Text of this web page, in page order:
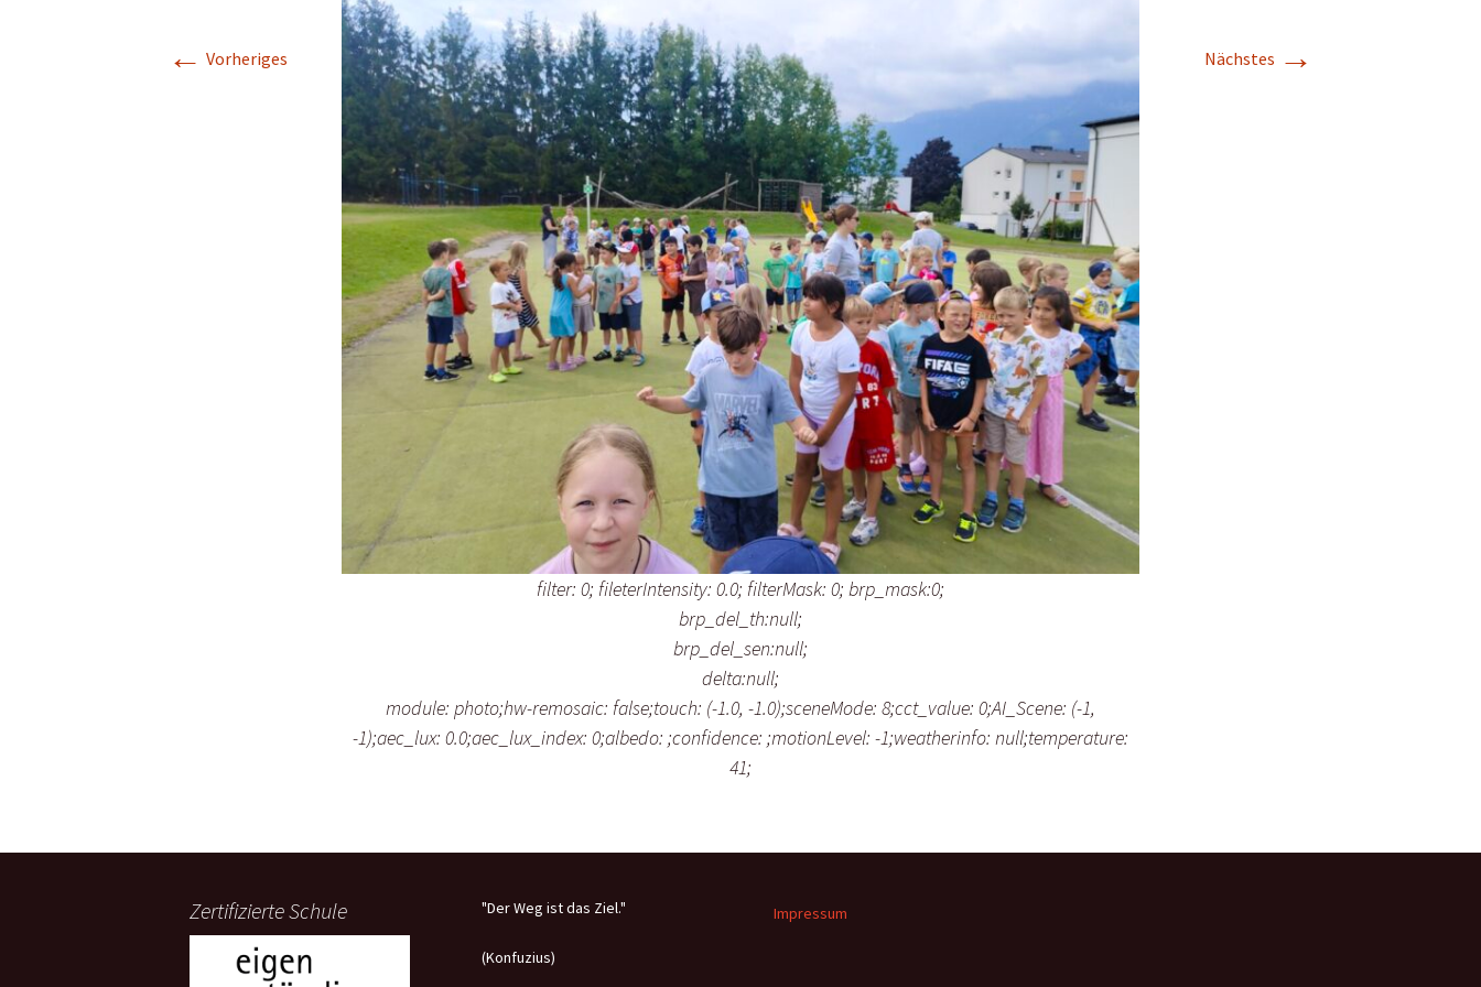
Leseoma
Lernförderung
Unsere Schulwartin und
ihr Team
← Vorheriges Nächstes →
filter: 0; fileterIntensity: 0.0; filterMask: 0; brp_mask:0;
brp_del_th:null;
brp_del_sen:null;
delta:null;
module: photo;hw-remosaic: false;touch: (-1.0, -1.0);sceneMode: 8;cct_value: 0;AI_Scene: (-1,
-1);aec_lux: 0.0;aec_lux_index: 0;albedo: ;confidence: ;motionLevel: -1;weatherinfo: null;temperature:
41;
Zertifizierte Schule "Der Weg ist das Ziel."
(Konfuzius)
Impressum